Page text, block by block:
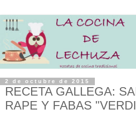
2 de octubre de 2015
RECETA GALLEGA:
RAPE Y FABAS